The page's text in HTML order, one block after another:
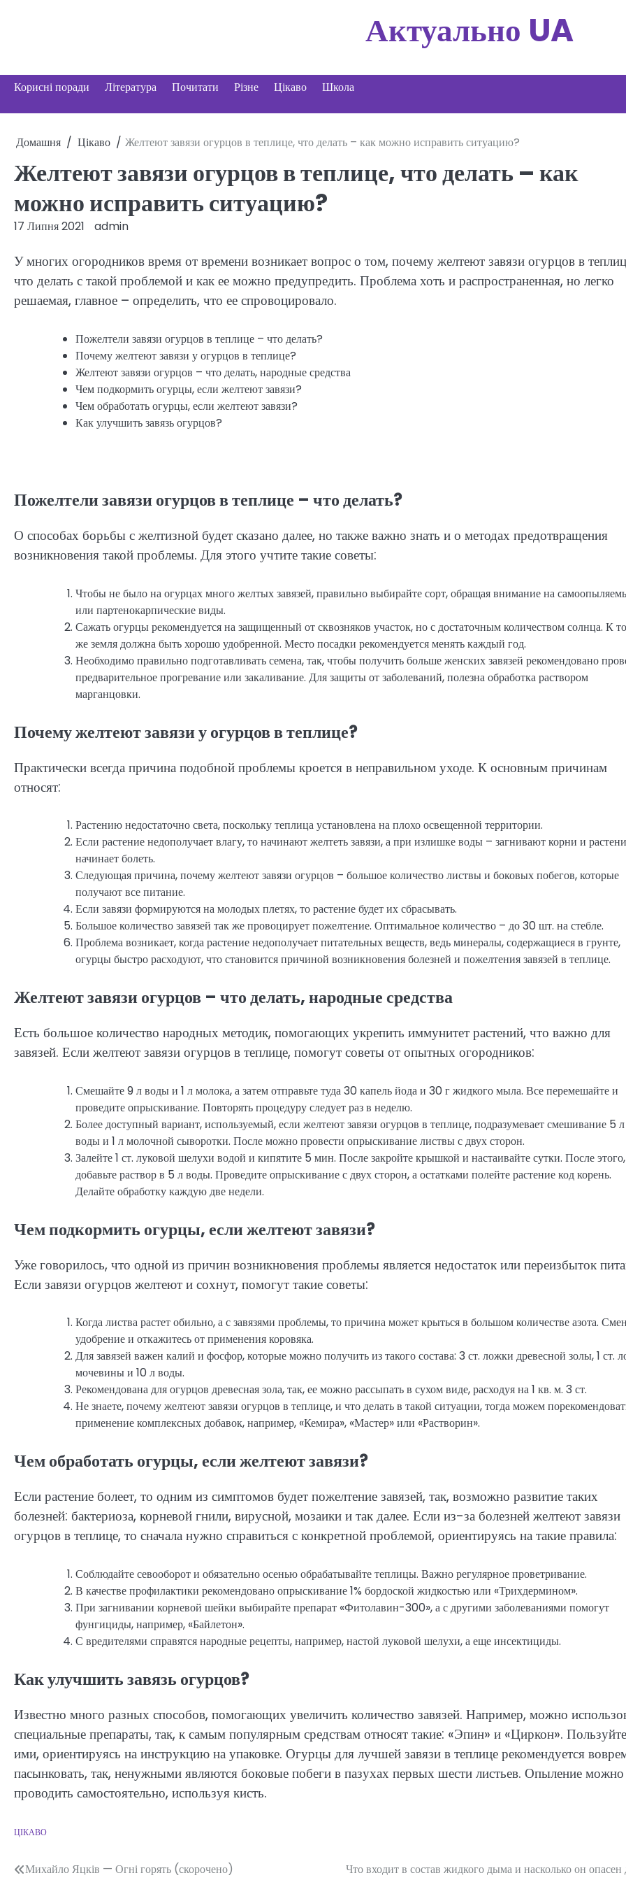
Актуально UA
Корисні поради Література Почитати Різне Цікаво Школа
Домашня Цікаво Желтеют завязи огурцов в теплице, что делать – как можно исправить ситуацию?
Желтеют завязи огурцов в теплице, что делать – как
можно исправить ситуацию?
17 Липня 2021 admin
У многих огородников время от времени возникает вопрос о том, почему желтеют завязи огурцов в
что делать с такой проблемой и как ее можно предупредить. Проблема хоть и распространенная, но легко
решаемая, главное – определить, что ее спровоцировало.
Пожелтели завязи огурцов в теплице – что делать?
Почему желтеют завязи у огурцов в теплице?
Желтеют завязи огурцов – что делать, народные средства
Чем подкормить огурцы, если желтеют завязи?
Чем обработать огурцы, если желтеют завязи?
Как улучшить завязь огурцов?
Пожелтели завязи огурцов в теплице – что делать?
О способах борьбы с желтизной будет сказано далее, но также важно знать и о методах предотвращения
возникновения такой проблемы. Для этого учтите такие советы:
Чтобы не было на огурцах много желтых завязей, правильно выбирайте сорт, обращая внимание на
или партенокарпические виды.
Сажать огурцы рекомендуется на защищенный от сквозняков участок, но с достаточным количеством солнца. К
же земля должна быть хорошо удобренной. Место посадки рекомендуется менять каждый год.
Необходимо правильно подготавливать семена, так, чтобы получить больше женских завязей рекомендовано
предварительное прогревание или закаливание. Для защиты от заболеваний, полезна обработка раствором
марганцовки.
Почему желтеют завязи у огурцов в теплице?
Практически всегда причина подобной проблемы кроется в неправильном уходе. К основным причинам
относят:
Растению недостаточно света, поскольку теплица установлена на плохо освещенной территории.
Если растение недополучает влагу, то начинают желтеть завязи, а при излишке воды – загнивают корни и
начинает болеть.
Следующая причина, почему желтеют завязи огурцов – большое количество листвы и боковых побегов, которые
получают все питание.
Если завязи формируются на молодых плетях, то растение будет их сбрасывать.
Большое количество завязей так же провоцирует пожелтение. Оптимальное количество – до 30 шт. на стебле.
Проблема возникает, когда растение недополучает питательных веществ, ведь минералы, содержащиеся в грунте,
огурцы быстро расходуют, что становится причиной возникновения болезней и пожелтения завязей в теплице.
Желтеют завязи огурцов – что делать, народные средства
Есть большое количество народных методик, помогающих укрепить иммунитет растений, что важно для
завязей. Если желтеют завязи огурцов в теплице, помогут советы от опытных огородников:
Смешайте 9 л воды и 1 л молока, а затем отправьте туда 30 капель йода и 30 г жидкого мыла. Все перемешайте и
проведите опрыскивание. Повторять процедуру следует раз в неделю.
Более доступный вариант, используемый, если желтеют завязи огурцов в теплице, подразумевает смешивание 5 л
воды и 1 л молочной сыворотки. После можно провести опрыскивание листвы с двух сторон.
Залейте 1 ст. луковой шелухи водой и кипятите 5 мин. После закройте крышкой и настаивайте сутки. После этого,
добавьте раствор в 5 л воды. Проведите опрыскивание с двух сторон, а остатками полейте растение код корень.
Делайте обработку каждую две недели.
Чем подкормить огурцы, если желтеют завязи?
Уже говорилось, что одной из причин возникновения проблемы является недостаток или переизбыток
Если завязи огурцов желтеют и сохнут, помогут такие советы:
Когда листва растет обильно, а с завязями проблемы, то причина может крыться в большом количестве азота.
удобрение и откажитесь от применения коровяка.
Для завязей важен калий и фосфор, которые можно получить из такого состава: 3 ст. ложки древесной золы, 1 ст.
мочевины и 10 л воды.
Рекомендована для огурцов древесная зола, так, ее можно рассыпать в сухом виде, расходуя на 1 кв. м. 3 ст.
Не знаете, почему желтеют завязи огурцов в теплице, и что делать в такой ситуации, тогда можем
применение комплексных добавок, например, «Кемира», «Мастер» или «Растворин».
Чем обработать огурцы, если желтеют завязи?
Если растение болеет, то одним из симптомов будет пожелтение завязей, так, возможно развитие таких
болезней: бактериоза, корневой гнили, вирусной, мозаики и так далее. Если из-за болезней желтеют завязи
огурцов в теплице, то сначала нужно справиться с конкретной проблемой, ориентируясь на такие правила:
Соблюдайте севооборот и обязательно осенью обрабатывайте теплицы. Важно регулярное проветривание.
В качестве профилактики рекомендовано опрыскивание 1% бордоской жидкостью или «Трихдермином».
При загнивании корневой шейки выбирайте препарат «Фитолавин-300», а с другими заболеваниями помогут
фунгициды, например, «Байлетон».
С вредителями справятся народные рецепты, например, настой луковой шелухи, а еще инсектициды.
Как улучшить завязь огурцов?
Известно много разных способов, помогающих увеличить количество завязей. Например, можно
специальные препараты, так, к самым популярным средствам относят такие: «Эпин» и «Циркон».
ими, ориентируясь на инструкцию на упаковке. Огурцы для лучшей завязи в теплице рекомендуется
пасынковать, так, ненужными являются боковые побеги в пазухах первых шести листьев. Опыление можно
проводить самостоятельно, используя кисть.
ЦІКАВО
Навігація
Михайло Яцків — Огні горять (скорочено)
Что входит в состав жидкого дыма и насколько он опасен